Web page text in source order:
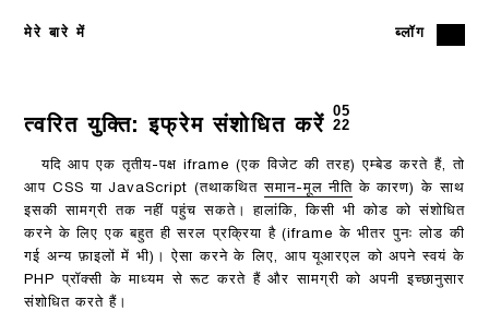
मेरे बारे में ब्लॉग
त्वरित युक्ति: इफ्रेम संशोधित करें
05
22
यदि आप एक तृतीय-पक्ष iframe (एक विजेट की तरह) एम्बेड करते हैं, तो
आप CSS या JavaScript (तथाकथितसमान-मूल नीति के कारण) के साथ
इसकी सामग्री तक नहीं पहुंच सकते। हालांकि, किसी भी कोड को संशोधित
करने के लिए एक बहुत ही सरल प्रक्रिया है (iframe के भीतर पुनः लोड की
गई अन्य फ़ाइलों में भी)। ऐसा करने के लिए, आप यूआरएल को अपने स्वयं के
PHP प्रॉक्सी के माध्यम से रूट करते हैं और सामग्री को अपनी इच्छानुसार
संशोधित करते हैं।